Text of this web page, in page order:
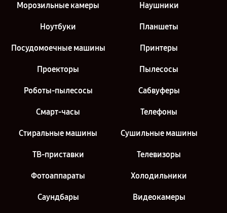
Морозильные камеры Наушники
Ноутбуки Планшеты
Посудомоечные машины Принтеры
Проекторы Пылесосы
Роботы-пылесосы Сабвуферы
Смарт-часы Телефоны
Стиральные машины Сушильные машины
ТВ-приставки Телевизоры
Фотоаппараты Холодильники
Саундбары Видеокамеры